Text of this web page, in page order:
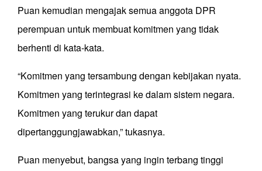
Puan kemudian mengajak semua anggota DPR
perempuan untuk membuat komitmen yang tidak
berhenti di kata-kata.
“Komitmen yang tersambung dengan kebijakan nyata.
Komitmen yang terintegrasi ke dalam sistem negara.
Komitmen yang terukur dan dapat
dipertanggungjawabkan,” tukasnya.
Puan menyebut, bangsa yang ingin terbang tinggi